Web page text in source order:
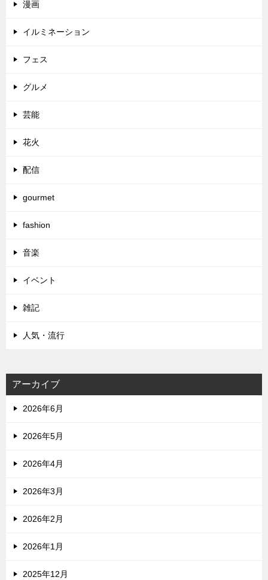
漫画
イルミネーション
フェス
グルメ
芸能
花火
配信
gourmet
fashion
音楽
イベント
雑記
人気・流行
アーカイブ
2026年6月
2026年5月
2026年4月
2026年3月
2026年2月
2026年1月
2025年12月